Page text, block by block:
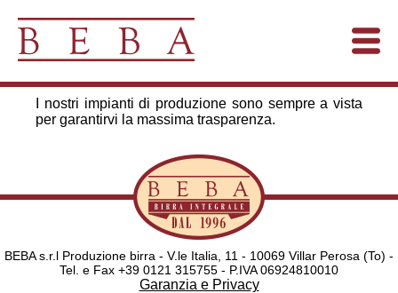
I nostri impianti di produzione sono sempre a vista
per garantirvi la massima trasparenza.
BEBA s.r.l Produzione birra - V.le Italia, 11 - 10069 Villar Perosa (To) -
Tel. e Fax +39 0121 315755 - P.IVA 06924810010
Garanzia e Privacy